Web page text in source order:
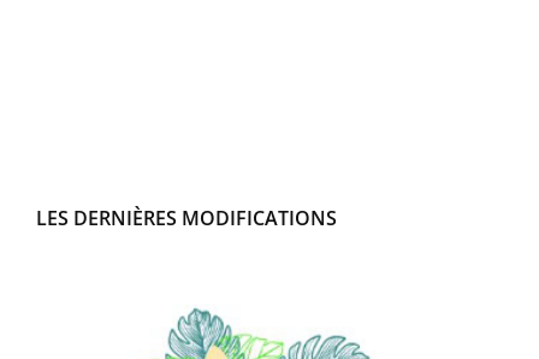
LES DERNIÈRES MODIFICATIONS